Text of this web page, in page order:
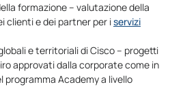
formazione – valutazione della
clienti e dei partner per iservizi
e territoriali di Cisco – progetti
approvati dalla corporate come in
programma Academy a livello